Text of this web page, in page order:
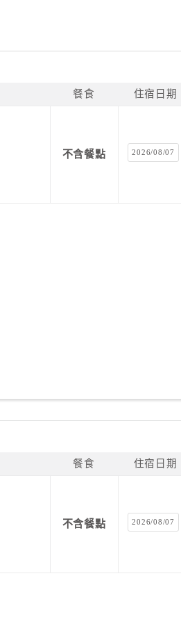
餐食 住宿日期
不含餐點 2026/08/07
餐食 住宿日期
不含餐點 2026/08/07